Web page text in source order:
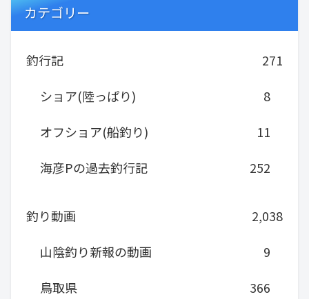
カテゴリー
釣行記
271
ショア(陸っぱり)
8
オフショア(船釣り)
11
海彦Pの過去釣行記
252
釣り動画
2,038
山陰釣り新報の動画
9
鳥取県
366